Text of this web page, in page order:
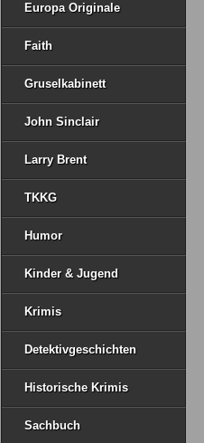
Europa Originale
Faith
Gruselkabinett
John Sinclair
Larry Brent
TKKG
Humor
Kinder & Jugend
Krimis
Detektivgeschichten
Historische Krimis
Sachbuch